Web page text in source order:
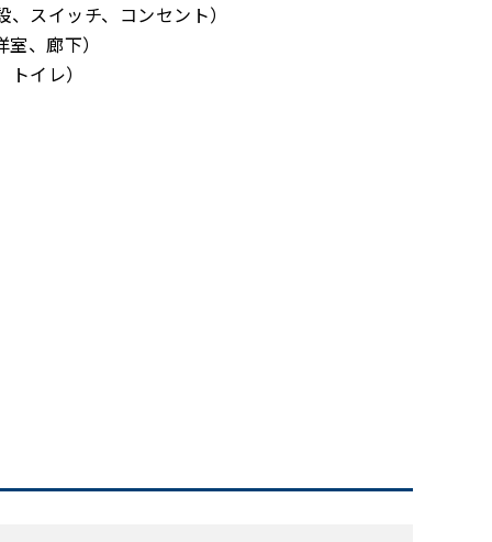
スイッチ、コンセント）
、廊下）
イレ）